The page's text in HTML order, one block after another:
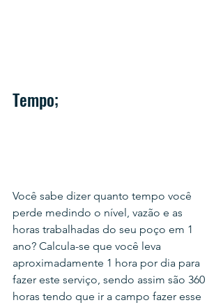
Tempo;
Você sabe dizer quanto tempo você
perde medindo o nível, vazão e as
horas trabalhadas do seu poço em 1
ano? Calcula-se que você leva
aproximadamente 1 hora por dia para
fazer este serviço, sendo assim são 360
horas tendo que ir a campo fazer esse